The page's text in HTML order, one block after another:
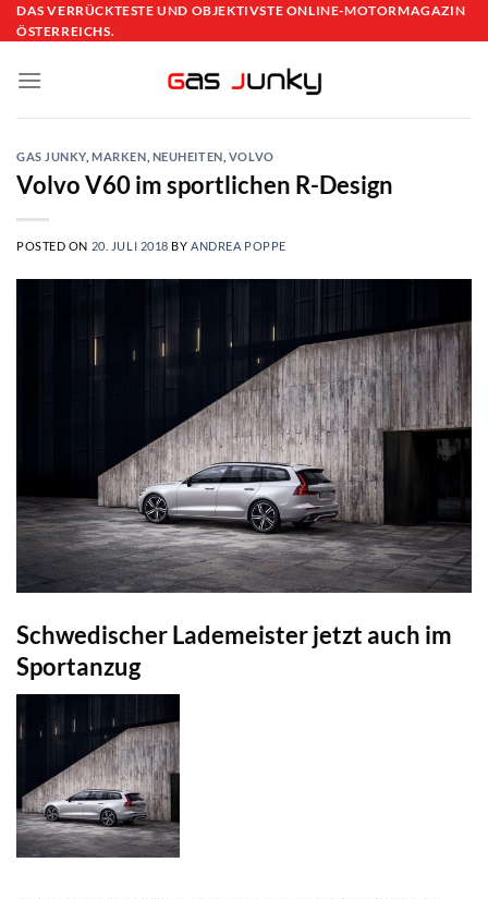
Skip
to
DAS VERRÜCKTESTE UND OBJEKTIVSTE ONLINE-MOTORMAGAZIN
ÖSTERREICHS.
GAS JUNKY ,MARKEN NEUHEITEN VOLVO
Volvo V60 im sportlichen R-Design
POSTED ON 20. JULI 2018 BY ANDREA POPPE
Schwedischer Lademeister jetzt auch im
Sportanzug